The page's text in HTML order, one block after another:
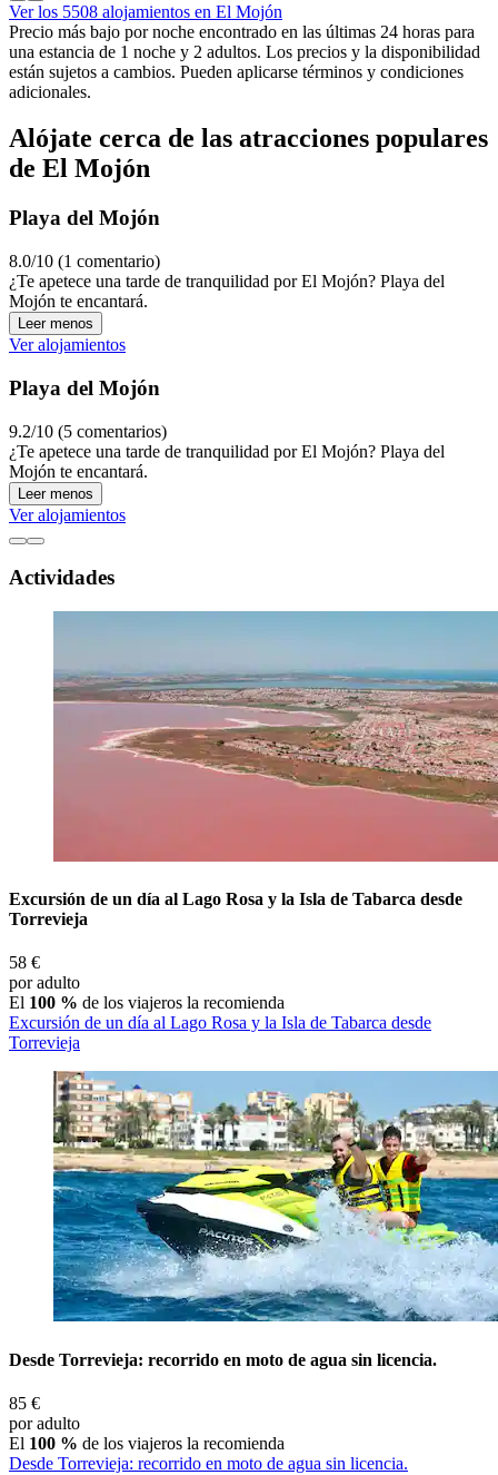
Ver los 5508 alojamientos en El Mojón
Precio más bajo por noche encontrado en las últimas 24 horas para
una estancia de 1 noche y 2 adultos. Los precios y la disponibilidad
están sujetos a cambios. Pueden aplicarse términos y condiciones
adicionales.
Alójate cerca de las atracciones populares
de El Mojón
Playa del Mojón
8.0/10 (1 comentario)
¿Te apetece una tarde de tranquilidad por El Mojón? Playa del
Mojón te encantará.
Leer menos
Ver alojamientos
Playa del Mojón
9.2/10 (5 comentarios)
¿Te apetece una tarde de tranquilidad por El Mojón? Playa del
Mojón te encantará.
Leer menos
Ver alojamientos
Actividades
Excursión de un día al Lago Rosa y la Isla de Tabarca desde
Torrevieja
58 €
por adulto
El 100 % de los viajeros la recomienda
Excursión de un día al Lago Rosa y la Isla de Tabarca desde
Torrevieja
Desde Torrevieja: recorrido en moto de agua sin licencia.
85 €
por adulto
El 100 % de los viajeros la recomienda
Desde Torrevieja: recorrido en moto de agua sin licencia.